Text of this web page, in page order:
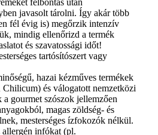
javasolt tárolni. Így akár több
fél évig is) megőrzik intenzív
mindig ellenőrizd a termék
és szavatossági időt!
tartósítószert vagy
hazai kézműves termékek
és válogatott nemzetközi
gourmet szószok jellemzően
magas zöldség- és
mesterséges ízfokozók nélkül.
allergén infókat (pl.